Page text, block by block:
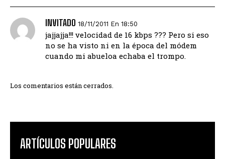
INVITADO 18/11/2011 En 18:50
jajjajja!!! velocidad de 16 kbps ??? Pero si eso
no se ha visto ni en la época del módem
cuando mi abueloa echaba el trompo.
Los comentarios están cerrados.
ARTÍCULOS POPULARES